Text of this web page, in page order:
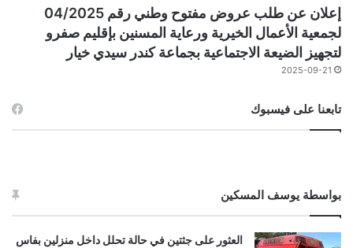
إعلان عن طلب عروض مفتوح وطني رقم 04/2025
لجمعية الأعمال الخيرية ورعاية المسنين بإقليم صفرو
لتجهيز الضيعة الاجتماعية بجماعة كندر سيدي خيار
2025-09-21
تابعنا على فيسبوك
بواسطة يوسف المسكين
العثور على جثتين في حالة تحلل داخل منزلين بفاس